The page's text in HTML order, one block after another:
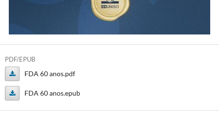
PDF/EPUB
FDA 60 anos.pdf
FDA
FDA 60 anos.epub